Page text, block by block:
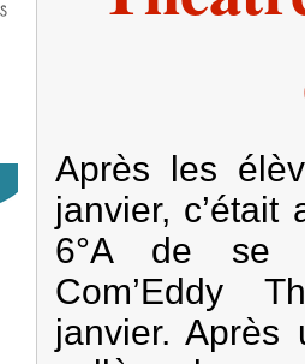
Après les
janvier,
6°A de se
Com’Eddy
janvier.